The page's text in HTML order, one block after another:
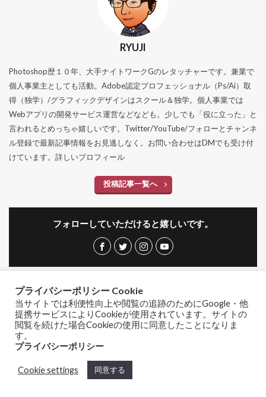
RYUJI
Photoshop歴１０年、大手ナイトワークGのレタッチャーです。兼業で
個人事業主としても活動。Adobe認定プロフェッショナル（Ps/Ai）取
得（独学）/グラフィックデザインはスクール＆独学。個人事業では
Webアプリの開発サービス運営などなども。少しでも「役に立った」と
言われるとめっちゃ嬉しいです。Twitter/YouTube/フォローとチャンネ
ル登録で最新記事情報をお見逃しなく。お問い合わせはDMでも受け付
けています。 詳しいプロフィール
投稿記事一覧へ
フォローしていただけると嬉しいです。
カテゴリー
プライバシーポリシー Cookie
当サイトでは利便性向上や閲覧の追跡のためにGoogle・他
提携サービスによりCookieが使用されています。サイトの
閲覧を続けた場合Cookieの使用に同意したことになりま
す。
プライバシーポリシー
Cookie settings 同意する